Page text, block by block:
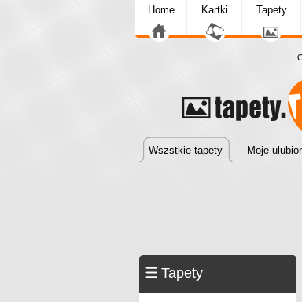
Home Kartki Tapety
Wszstkie tapety Moje
Tapety